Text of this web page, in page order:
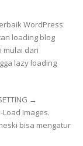
WordPress
loading blog
mulai dari
lazy loading
→
Load Images.
bisa mengatur